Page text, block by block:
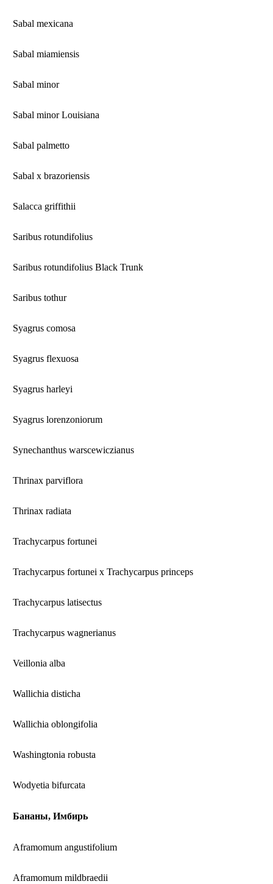
Sabal mexicana
Sabal miamiensis
Sabal minor
Sabal minor Louisiana
Sabal palmetto
Sabal x brazoriensis
Salacca griffithii
Saribus rotundifolius
Saribus rotundifolius Black Trunk
Saribus tothur
Syagrus comosa
Syagrus flexuosa
Syagrus harleyi
Syagrus lorenzoniorum
Synechanthus warscewiczianus
Thrinax parviflora
Thrinax radiata
Trachycarpus fortunei
Trachycarpus fortunei x Trachycarpus princeps
Trachycarpus latisectus
Trachycarpus wagnerianus
Veillonia alba
Wallichia disticha
Wallichia oblongifolia
Washingtonia robusta
Wodyetia bifurcata
Бананы, Имбирь
Aframomum angustifolium
Aframomum mildbraedii